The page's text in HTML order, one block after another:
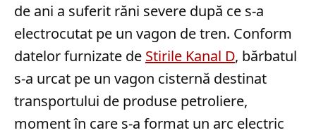
de ani a suferit răni severe după ce s-a
electrocutat pe un vagon de tren. Conform
datelor furnizate de Stirile Kanal D, bărbatul
s-a urcat pe un vagon cisternă destinat
transportului de produse petroliere,
moment în care s-a format un arc electric